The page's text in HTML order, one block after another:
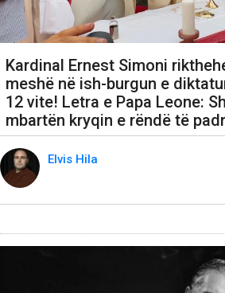
Kardinal Ernest Simoni
meshë në ish-burgun e
12 vite! Letra e Papa Leone:
mbartën kryqin e rëndë të
Elvis Hila